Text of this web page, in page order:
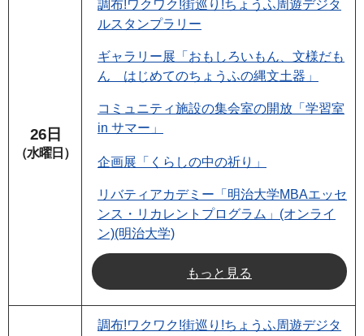
26日
（水曜日）
調布!ワクワク!街巡り!ちょうふ周遊デジタ
ルスタンプラリー
ギャラリー展「おもしろいもん、文様だも
ん はじめてのちょうふの縄文土器」
コミュニティ施設の集会室の開放「学習室
in サマー」
企画展「くらしの中の祈り」
リバティアカデミー「明治大学MBAエッセ
ンス・リカレントプログラム」(オンライ
ン)(明治大学)
もっと見る
調布!ワクワク!街巡り!ちょうふ周遊デジタ